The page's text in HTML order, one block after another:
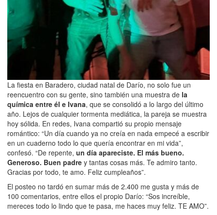
La fiesta en Baradero, ciudad natal de Darío, no solo fue un
reencuentro con su gente, sino también una muestra de la
química entre él e Ivana, que se consolidó a lo largo del último
año. Lejos de cualquier tormenta mediática, la pareja se muestra
hoy sólida. En redes, Ivana compartió su propio mensaje
romántico: “Un día cuando ya no creía en nada empecé a escribir
en un cuaderno todo lo que quería encontrar en mi vida”,
confesó. “De repente, un día apareciste. El más bueno.
Generoso. Buen padre y tantas cosas más. Te admiro tanto.
Gracias por todo, te amo. Feliz cumpleaños”.
El posteo no tardó en sumar más de 2.400 me gusta y más de
100 comentarios, entre ellos el propio Darío: “Sos increíble,
mereces todo lo lindo que te pasa, me haces muy feliz. TE AMO”.